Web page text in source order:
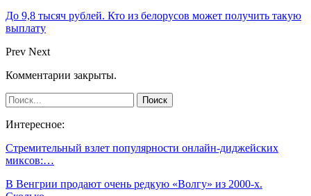
До 9,8 тысяч рублей. Кто из белорусов может получить такую
выплату
Prev Next
Комментарии закрыты.
Интересное:
Стремительный взлет популярности онлайн-диджейских
миксов:…
В Венгрии продают очень редкую «Волгу» из 2000-х.